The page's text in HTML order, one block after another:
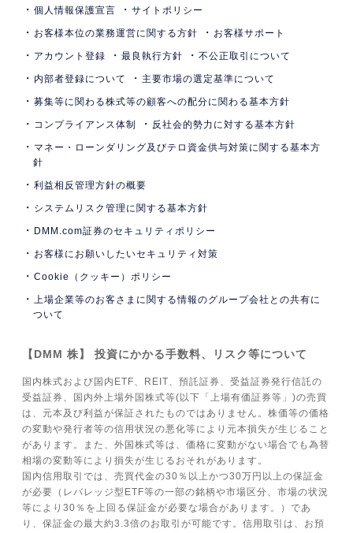
個人情報保護宣言 サイトポリシー
お客様本位の業務運営に関する方針 お客様サポート
アカウント登録 最良執行方針 不公正取引について
内部者登録について 主要市場の選定基準について
募集等に関わる株式等の顧客への配分に関わる基本方針
コンプライアンス体制 反社会的勢力に対する基本方針
マネー・ローンダリング及びテロ資金供与対策に関する基本方
針
利益相反管理方針の概要
システムリスク管理に関する基本方針
DMM.com証券のセキュリティポリシー
お客様にお願いしたいセキュリティ対策
Cookie（クッキー）ポリシー
上場企業等のお客さまに関する情報のグループ会社との共有に
ついて
【DMM 株】 投資にかかる手数料、リスク等について
国内株式および国内ETF、REIT、預託証券、受益証券発行信託の
受益証券、国内外上場外国株式等(以下「上場有価証券等」)の売買
は、元本及び利益が保証されたものではありません。株価等の価格
の変動や発行者等の信用状況の悪化等により元本損失が生じること
があります。また、外国株式等は、価格に変動がない場合でも為替
相場の変動等により損失が生じるおそれがあります。
国内信用取引では、売買代金の30％以上かつ30万円以上の保証金
が必要（レバレッジ型ETF等の一部の銘柄や市場区分、市場の状況
等により30％を上回る保証金が必要な場合があります。）であ
り、保証金の最大約3.3倍のお取引が可能です。信用取引は、お預